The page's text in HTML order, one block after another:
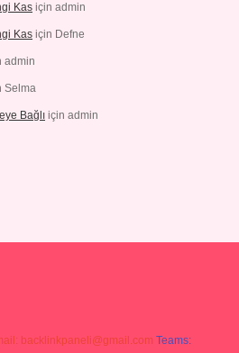
Kas için admin
Kas için Defne
admin
Selma
Bağlı için admin
backlinkpaneli@gmail.com Teams: